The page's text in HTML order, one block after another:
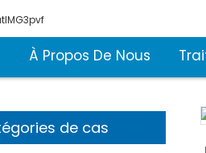
À Propos De Nous
de cas